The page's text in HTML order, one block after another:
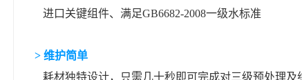
进口关键组件、满足GB6682-2008一级水标准
> 维护简单
耗材独特设计，只需几十秒即可完成对三级预处理及